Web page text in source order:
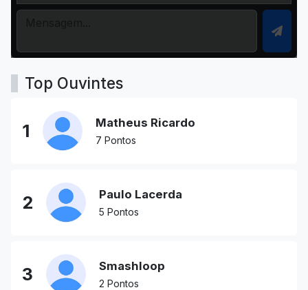
Top Ouvintes
1 Matheus Ricardo
7 Pontos
2 Paulo Lacerda
5 Pontos
3 Smashloop
2 Pontos